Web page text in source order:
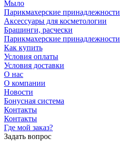
Мыло
Парикмахерские принадлежности
Аксессуары для косметологии
Брашинги, расчески
Парикмахерские принадлежности
Как купить
Условия оплаты
Условия доставки
О нас
О компании
Новости
Бонусная система
Контакты
Контакты
Где мой заказ?
Задать вопрос